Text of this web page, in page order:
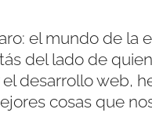
el mundo de la
del lado de
desarrollo web,
cosas que